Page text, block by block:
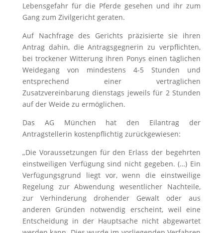
Lebensgefahr für die Pferde gesehen und ihr zum
Gang zum Zivilgericht geraten.
Auf Nachfrage des Gerichts präzisierte sie ihren
Antrag dahin, die Antragsgegnerin zu verpflichten,
bei trockener Witterung ihren Ponys einen täglichen
Weidegang von mindestens 4-5 Stunden und
entsprechend einer vertraglichen
Zusatzvereinbarung dienstags jeweils für 2 Stunden
auf der Weide zu ermöglichen.
Das AG München hat den Eilantrag der
Antragstellerin kostenpflichtig zurückgewiesen:
„Die Voraussetzungen für den Erlass der begehrten
einstweiligen Verfügung sind nicht gegeben. (…) Ein
Verfügungsgrund liegt vor, wenn die einstweilige
Regelung zur Abwendung wesentlicher Nachteile,
zur Verhinderung drohender Gewalt oder aus
anderen Gründen notwendig erscheint, weil eine
Entscheidung in der Hauptsache nicht abgewartet